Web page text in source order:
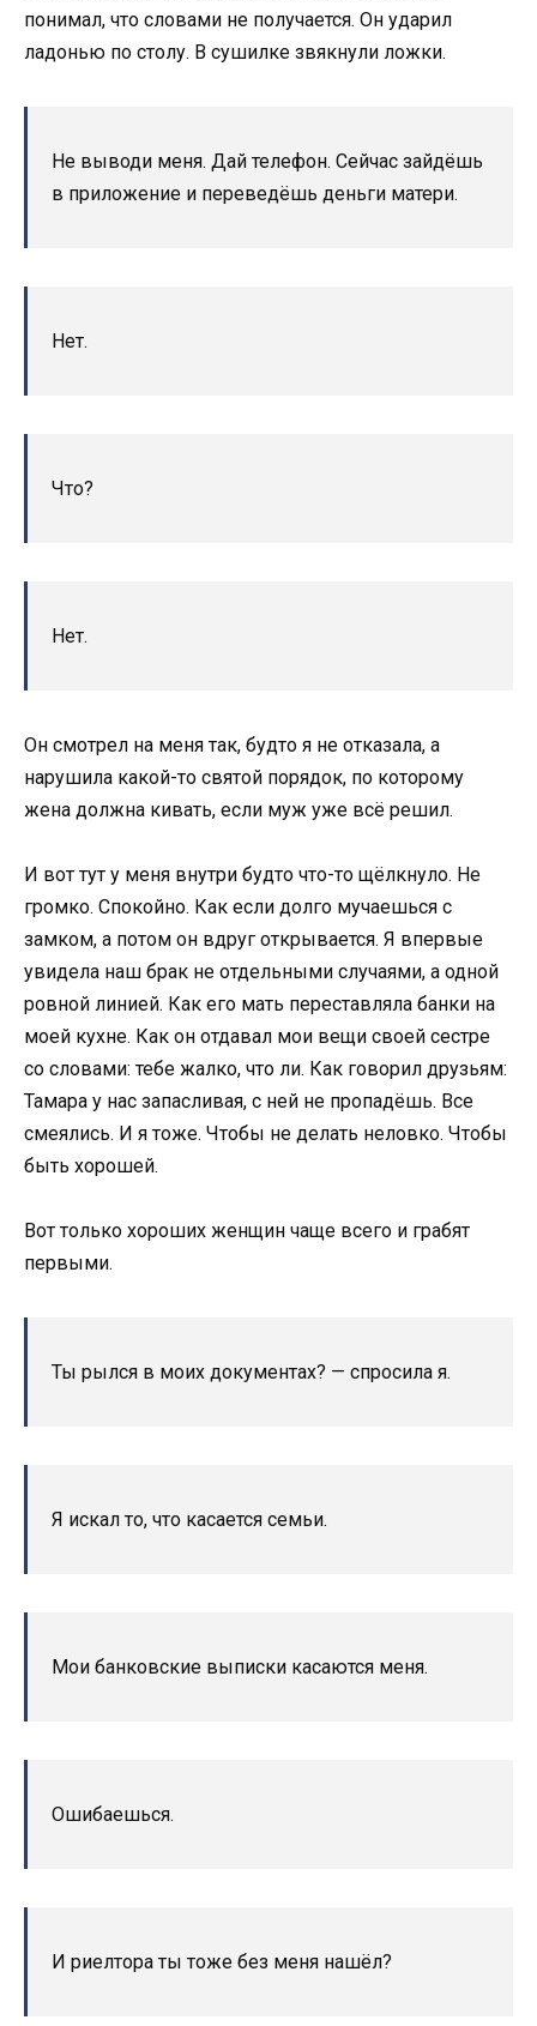
понимал, что словами не получается. Он ударил
ладонью по столу. В сушилке звякнули ложки.
Не выводи меня. Дай телефон. Сейчас зайдёшь
в приложение и переведёшь деньги матери.
Нет.
Что?
Нет.
Он смотрел на меня так, будто я не отказала, а
нарушила какой-то святой порядок, по которому
жена должна кивать, если муж уже всё решил.
И вот тут у меня внутри будто что-то щёлкнуло. Не
громко. Спокойно. Как если долго мучаешься с
замком, а потом он вдруг открывается. Я впервые
увидела наш брак не отдельными случаями, а одной
ровной линией. Как его мать переставляла банки на
моей кухне. Как он отдавал мои вещи своей сестре
со словами: тебе жалко, что ли. Как говорил друзьям:
Тамара у нас запасливая, с ней не пропадёшь. Все
смеялись. И я тоже. Чтобы не делать неловко. Чтобы
быть хорошей.
Вот только хороших женщин чаще всего и грабят
первыми.
Ты рылся в моих документах? — спросила я.
Я искал то, что касается семьи.
Мои банковские выписки касаются меня.
Ошибаешься.
И риелтора ты тоже без меня нашёл?